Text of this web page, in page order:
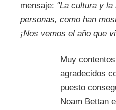
mensaje: "La cultura y la
personas, como han
¡Nos vemos el año que
Muy
agradecidos
puesto
Noam Bettan